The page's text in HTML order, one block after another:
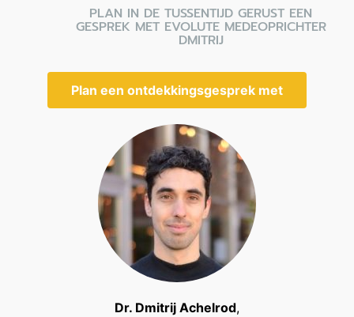
PLAN IN DE TUSSENTIJD GERUST EEN
GESPREK MET EVOLUTE MEDEOPRICHTER
DMITRIJ
Plan een ontdekkingsgesprek met
Dr. Dmitrij Achelrod,